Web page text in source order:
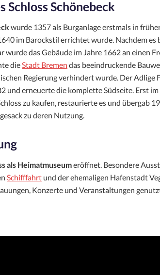
Schloss Schönebeck
wurde 1357 als Burganlage erstmals in
im Barockstil errichtet wurde. Nachdem es
wurde das Gebäude im Jahre 1662 an einen
dieStadt Bremen das beeindruckende
Regierung verhindert wurde. Der Adlige
und erneuerte die komplette Südseite. Erst
zu kaufen, restaurierte es und übergab
zu deren Nutzung.
als Heimatmuseumeröffnet. Besondere
Schifffahrt und der ehemaligen Hafenstadt
Konzerte und Veranstaltungen